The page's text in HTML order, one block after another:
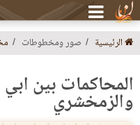
الرئيسية صور ومخطوطات
المحاكمات بين
والزمخشري